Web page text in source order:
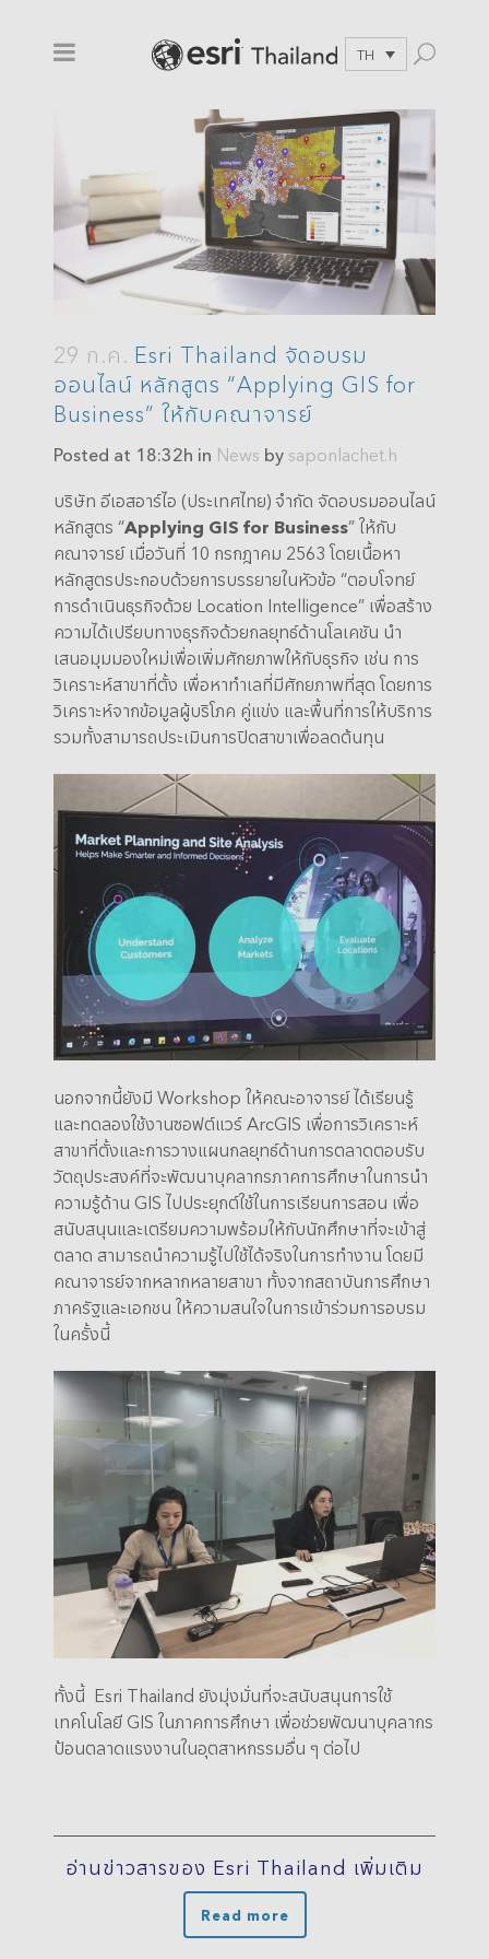
TH
29 ก.ค. Esri Thailand จัดอบรม
ออนไลน์ หลักสูตร “Applying GIS for
Business” ให้กับคณาจารย์
Posted at 18:32h in News by saponlachet.h
บริษัท อีเอสอาร์ไอ (ประเทศไทย) จำกัด จัดอบรมออนไลน์
หลักสูตร “Applying GIS for Business” ให้กับ
คณาจารย์ เมื่อวันที่ 10 กรกฎาคม 2563 โดยเนื้อหา
หลักสูตรประกอบด้วยการบรรยายในหัวข้อ “ตอบโจทย์
การดำเนินธุรกิจด้วย Location Intelligence” เพื่อสร้าง
ความได้เปรียบทางธุรกิจด้วยกลยุทธ์ด้านโลเคชัน นำ
เสนอมุมมองใหม่เพื่อเพิ่มศักยภาพให้กับธุรกิจ เช่น การ
วิเคราะห์สาขาที่ตั้ง เพื่อหาทำเลที่มีศักยภาพที่สุด โดยการ
วิเคราะห์จากข้อมูลผู้บริโภค คู่แข่ง และพื้นที่การให้บริการ
รวมทั้งสามารถประเมินการปิดสาขาเพื่อลดต้นทุน
นอกจากนี้ยังมี Workshop ให้คณะอาจารย์ ได้เรียนรู้
และทดลองใช้งานซอฟต์แวร์ ArcGIS เพื่อการวิเคราะห์
สาขาที่ตั้งและการวางแผนกลยุทธ์ด้านการตลาดตอบรับ
วัตถุประสงค์ที่จะพัฒนาบุคลากรภาคการศึกษาในการนำ
ความรู้ด้าน GIS ไปประยุกต์ใช้ในการเรียนการสอน เพื่อ
สนับสนุนและเตรียมความพร้อมให้กับนักศึกษาที่จะเข้าสู่
ตลาด สามารถนำความรู้ไปใช้ได้จริงในการทำงาน โดยมี
คณาจารย์จากหลากหลายสาขา ทั้งจากสถาบันการศึกษา
ภาครัฐและเอกชน ให้ความสนใจในการเข้าร่วมการอบรม
ในครั้งนี้
ทั้งนี้ Esri Thailand ยังมุ่งมั่นที่จะสนับสนุนการใช้
เทคโนโลยี GIS ในภาคการศึกษา เพื่อช่วยพัฒนาบุคลากร
ป้อนตลาดแรงงานในอุตสาหกรรมอื่น ๆ ต่อไป
อ่านข่าวสารของ Esri Thailand เพิ่มเติม
Read more